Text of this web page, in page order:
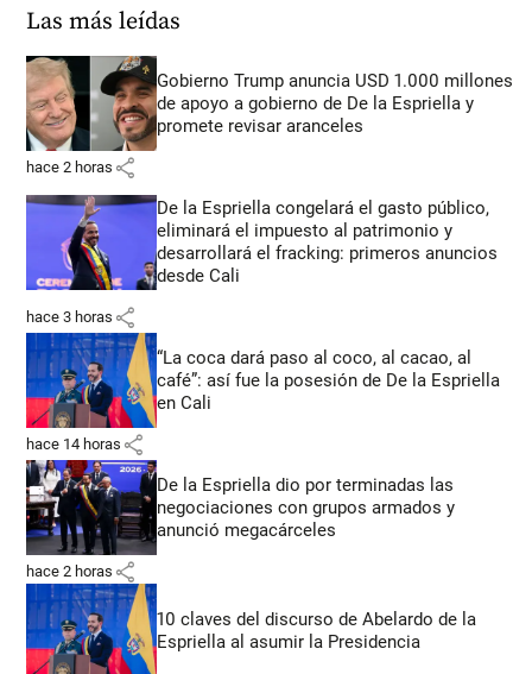
Las más leídas
Gobierno Trump anuncia USD 1.000 millones
de apoyo a gobierno de De la Espriella y
promete revisar aranceles
hace 2 horas share
De la Espriella congelará el gasto público,
eliminará el impuesto al patrimonio y
desarrollará el fracking: primeros anuncios
desde Cali
hace 3 horas share
“La coca dará paso al coco, al cacao, al
café”: así fue la posesión de De la Espriella
en Cali
hace 14 horas share
De la Espriella dio por terminadas las
negociaciones con grupos armados y
anunció megacárceles
hace 2 horas share
10 claves del discurso de Abelardo de la
Espriella al asumir la Presidencia